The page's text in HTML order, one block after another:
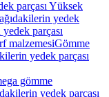
parçası Yüksek
yedek
parçası
malzemesiGömme
yedek parçası
gömme
yedek parçası